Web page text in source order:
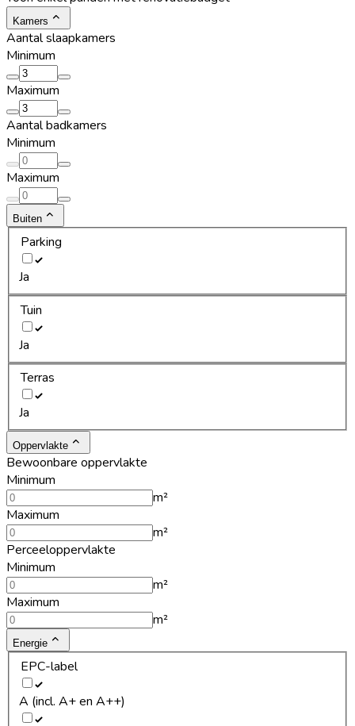
Kamers
Aantal slaapkamers
Minimum
Maximum
Aantal badkamers
Minimum
Maximum
Buiten
Parking
Ja
Tuin
Ja
Terras
Ja
Oppervlakte
Bewoonbare oppervlakte
Minimum
m²
Maximum
m²
Perceeloppervlakte
Minimum
m²
Maximum
m²
Energie
EPC-label
A (incl. A+ en A++)